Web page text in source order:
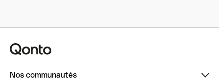
Nos communautés